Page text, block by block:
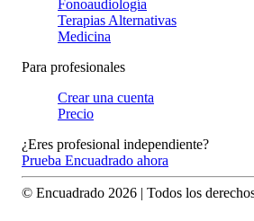
Fonoaudiología
Terapias Alternativas
Medicina
Para profesionales
Crear una cuenta
Precio
¿Eres profesional independiente?
Prueba Encuadrado ahora
© Encuadrado 2026 | Todos los